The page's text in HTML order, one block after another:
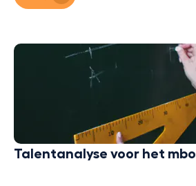
Talentanalyse voor het mbo